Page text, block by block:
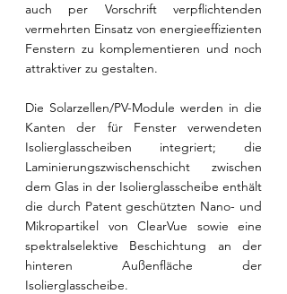
auch per Vorschrift verpflichtenden
vermehrten Einsatz von energieeffizienten
Fenstern zu komplementieren und noch
attraktiver zu gestalten.
Die Solarzellen/PV-Module werden in die
Kanten der für Fenster verwendeten
Isolierglasscheiben integriert; die
Laminierungszwischenschicht zwischen
dem Glas in der Isolierglasscheibe enthält
die durch Patent geschützten Nano- und
Mikropartikel von ClearVue sowie eine
spektralselektive Beschichtung an der
hinteren Außenfläche der
Isolierglasscheibe.